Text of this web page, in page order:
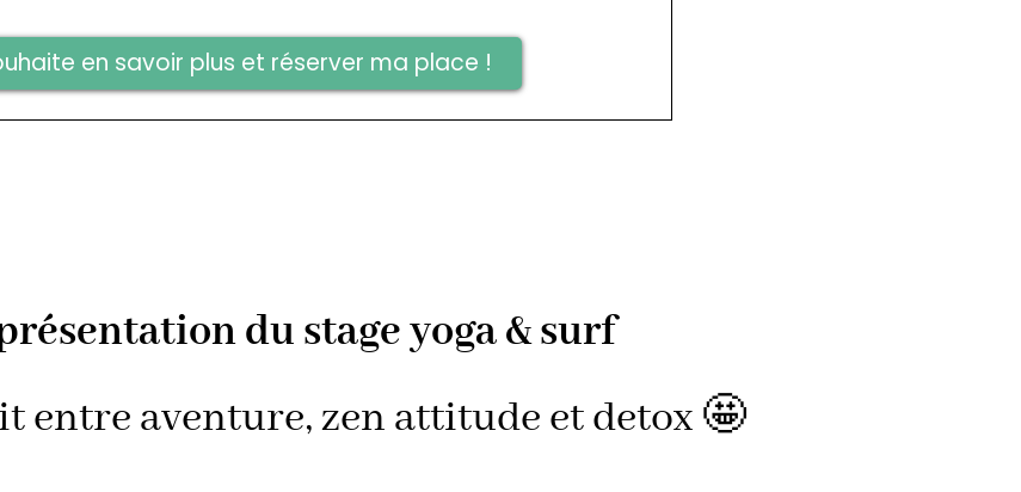
en savoir plus et réserver ma place !
du stage yoga & surf
entre aventure, zen attitude et detox 🤩